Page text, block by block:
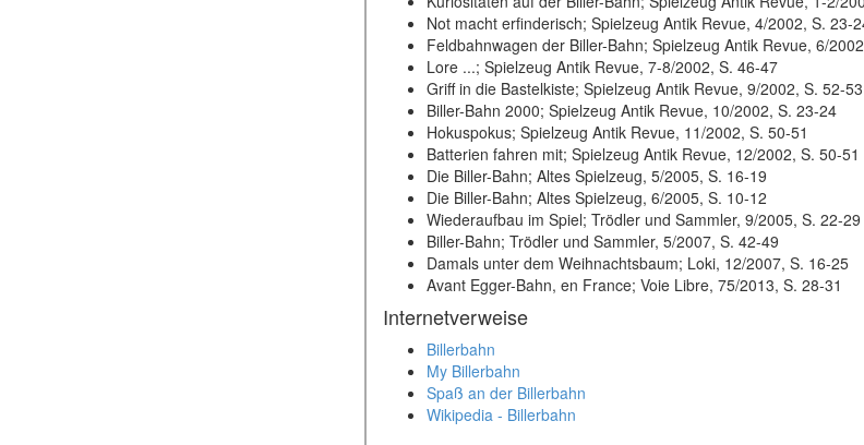
Not macht erfinderisch; Spielzeug Antik Revue, 4/2002, S. 23-
Feldbahnwagen der Biller-Bahn; Spielzeug Antik Revue, 6/
Lore ...; Spielzeug Antik Revue, 7-8/2002, S. 46-47
Griff in die Bastelkiste; Spielzeug Antik Revue, 9/2002, S. 52-53
Biller-Bahn 2000; Spielzeug Antik Revue, 10/2002, S. 23-24
Hokuspokus; Spielzeug Antik Revue, 11/2002, S. 50-51
Batterien fahren mit; Spielzeug Antik Revue, 12/2002, S. 50-51
Die Biller-Bahn; Altes Spielzeug, 5/2005, S. 16-19
Die Biller-Bahn; Altes Spielzeug, 6/2005, S. 10-12
Wiederaufbau im Spiel; Trödler und Sammler, 9/2005, S. 22-29
Biller-Bahn; Trödler und Sammler, 5/2007, S. 42-49
Damals unter dem Weihnachtsbaum; Loki, 12/2007, S. 16-25
Avant Egger-Bahn, en France; Voie Libre, 75/2013, S. 28-31
Internetverweise
Billerbahn
My Billerbahn
Spaß an der Billerbahn
Wikipedia - Billerbahn